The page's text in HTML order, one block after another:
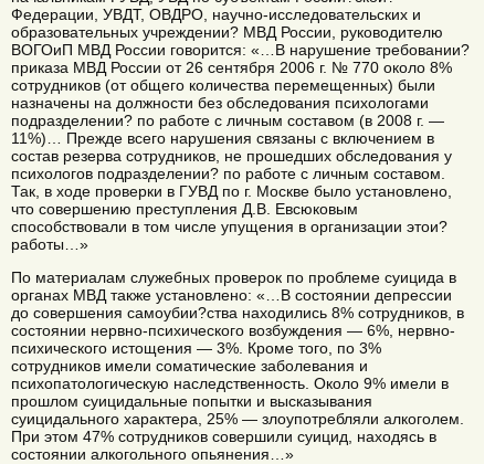
Федерации, УВДТ, ОВДРО, научно-исследовательских и
образовательных учреждении? МВД России, руководителю
ВОГОиП МВД России говорится: «…В нарушение требовании?
приказа МВД России от 26 сентября 2006 г. № 770 около 8%
сотрудников (от общего количества перемещенных) были
назначены на должности без обследования психологами
подразделении? по работе с личным составом (в 2008 г. —
11%)… Прежде всего нарушения связаны с включением в
состав резерва сотрудников, не прошедших обследования у
психологов подразделении? по работе с личным составом.
Так, в ходе проверки в ГУВД по г. Москве было установлено,
что совершению преступления Д.В. Евсюковым
способствовали в том числе упущения в организации этои?
работы…»
По материалам служебных проверок по проблеме суицида в
органах МВД также установлено: «…В состоянии депрессии
до совершения самоубии?ства находились 8% сотрудников, в
состоянии нервно-психического возбуждения — 6%, нервно-
психического истощения — 3%. Кроме того, по 3%
сотрудников имели соматические заболевания и
психопатологическую наследственность. Около 9% имели в
прошлом суицидальные попытки и высказывания
суицидального характера, 25% — злоупотребляли алкоголем.
При этом 47% сотрудников совершили суицид, находясь в
состоянии алкогольного опьянения…»